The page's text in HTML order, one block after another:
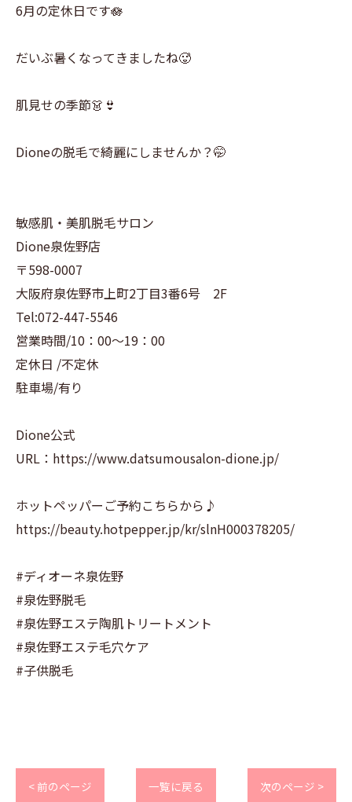
6月の定休日です🪷
だいぶ暑くなってきましたね🥵
肌見せの季節👗👙
Dioneの脱毛で綺麗にしませんか？🤭
敏感肌・美肌脱毛サロン
Dione泉佐野店
〒598-0007
大阪府泉佐野市上町2丁目3番6号 2F
Tel:072-447-5546
営業時間/10：00～19：00
定休日 /不定休
駐車場/有り
Dione公式
URL：https://www.datsumousalon-dione.jp/
ホットペッパーご予約こちらから♪
https://beauty.hotpepper.jp/kr/slnH000378205/
#ディオーネ泉佐野
#泉佐野脱毛
#泉佐野エステ陶肌トリートメント
#泉佐野エステ毛穴ケア
#子供脱毛
< 前のページ 一覧に戻る 次のページ >